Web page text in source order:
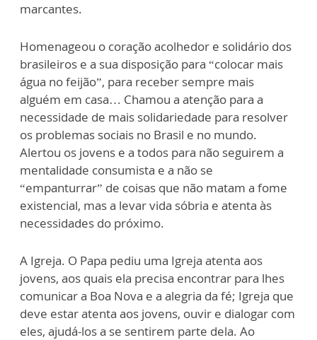
marcantes.
Homenageou o coração acolhedor e solidário dos
brasileiros e a sua disposição para “colocar mais
água no feijão”, para receber sempre mais
alguém em casa… Chamou a atenção para a
necessidade de mais solidariedade para resolver
os problemas sociais no Brasil e no mundo.
Alertou os jovens e a todos para não seguirem a
mentalidade consumista e a não se
“empanturrar” de coisas que não matam a fome
existencial, mas a levar vida sóbria e atenta às
necessidades do próximo.
A Igreja. O Papa pediu uma Igreja atenta aos
jovens, aos quais ela precisa encontrar para lhes
comunicar a Boa Nova e a alegria da fé; Igreja que
deve estar atenta aos jovens, ouvir e dialogar com
eles, ajudá-los a se sentirem parte dela. Ao